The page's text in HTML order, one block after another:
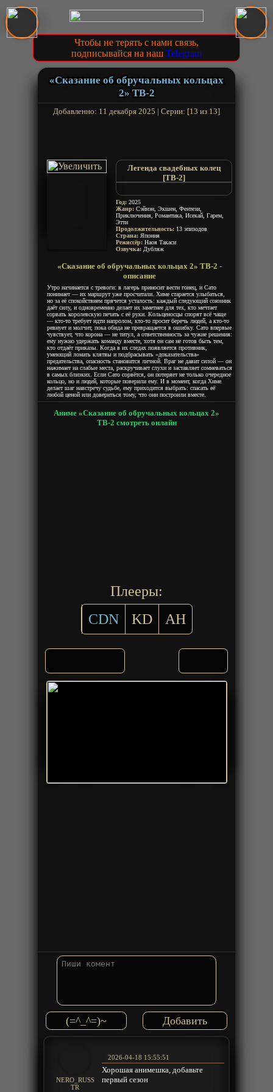
Чтобы не терять с нами связь,
подписывайся на наш Telegram
«Сказание об обручальных кольцах
2» ТВ-2
Добавленно: 11 декабря 2025 | Серии: [13 из 13]
Легенда свадебных колец
[ТВ-2]
Tales of Wedding Rings Season 2
Год: 2025
Жанр: Сэйнэн, Экшен, Фентези,
Приключения, Романтика, Исекай, Гарем,
Этти
Продолжительность: 13 эпизодов
Страна: Япония
Режиссёр: Наоя Такаси
Озвучка: Дубляж
«Сказание об обручальных кольцах 2» ТВ-2 -
описание
Утро начинается с тревоги: в лагерь приносит вести гонец, и Сато
понимает — их маршрут уже просчитали. Химе старается улыбаться,
но за её спокойствием прячется усталость: каждый следующий союзник
даёт силу, и одновременно делает их заметнее для тех, кто мечтает
сорвать королевскую печать с её руки. Кольценосцы спорят всё чаще
— кто-то требует идти напролом, кто-то просит беречь людей, а кто-то
ревнует и молчит, пока обида не превращается в ошибку. Сато впервые
чувствует, что корона — не титул, а ответственность за чужие решения:
ему нужно удержать команду вместе, хотя он сам не готов быть тем,
кто отдаёт приказы. Когда в их следах появляется противник,
умеющий ломать клятвы и подбрасывать «доказательства»
предательства, опасность становится личной. Враг не давит силой — он
нажимает на слабые места, раскручивает слухи и заставляет сомневаться
в самых близких. Если Сато сорвётся, он потеряет не только очередное
кольцо, но и людей, которые поверили ему. И в момент, когда Химе
делает шаг навстречу судьбе, ему приходится выбрать: спасать её
любой ценой или довериться тому, что они построили вместе.
Аниме «Сказание об обручальных кольцах 2»
ТВ-2 смотреть онлайн
Плееры:
CDN
KD AH
(=^_^=)~
NERO_RUSS
TR
2026-04-18 15:55:51
Хорошая анимешка, добавьте
первый сезон